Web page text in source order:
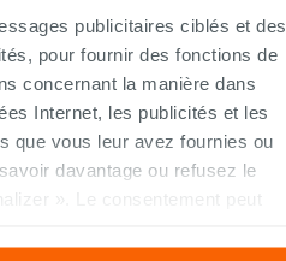
publicitaires ciblés et des
pour fournir des fonctions de
concernant la manière dans
Internet, les publicités et les
que vous leur avez fournies ou
davantage ou refusez le
». Le consentement peut